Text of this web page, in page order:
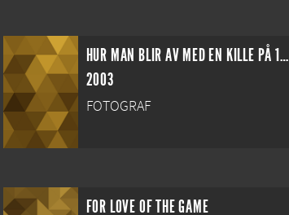
HUR MAN BLIR AV MED EN KILLE PÅ 10 DAGAR
2003
FOTOGRAF
FOR LOVE OF THE GAME